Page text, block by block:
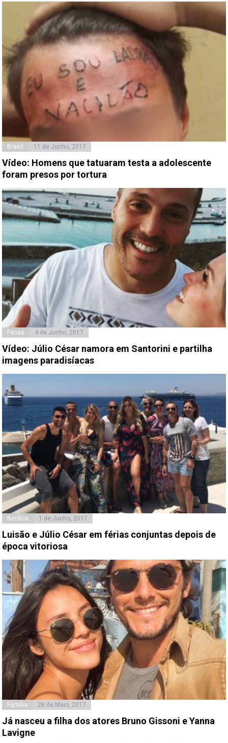
Brasil 11 de Junho, 2017
Vídeo: Homens que tatuaram testa a adolescente
foram presos por tortura
Férias 4 de Junho, 2017
Vídeo: Júlio César namora em Santorini e partilha
imagens paradisíacas
Benfica 1 de Junho, 2017
Luisão e Júlio César em férias conjuntas depois de
época vitoriosa
Família 26 de Maio, 2017
Já nasceu a filha dos atores Bruno Gissoni e Yanna
Lavigne